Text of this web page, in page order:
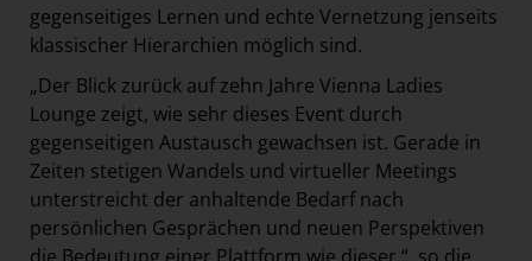
gegenseitiges Lernen und echte Vernetzung jenseits
klassischer Hierarchien möglich sind.
„Der Blick zurück auf zehn Jahre Vienna Ladies
Lounge zeigt, wie sehr dieses Event durch
gegenseitigen Austausch gewachsen ist. Gerade in
Zeiten stetigen Wandels und virtueller Meetings
unterstreicht der anhaltende Bedarf nach
persönlichen Gesprächen und neuen Perspektiven